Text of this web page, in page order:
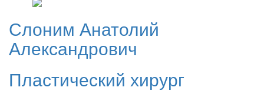
Слоним Анатолий
Александрович
Пластический хирург